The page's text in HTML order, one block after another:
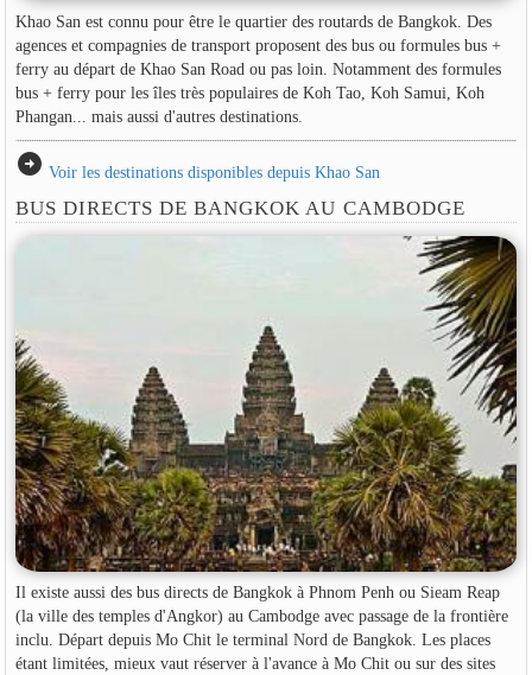
Khao San est connu pour être le quartier des routards de Bangkok. Des
agences et compagnies de transport proposent des bus ou formules bus +
ferry au départ de Khao San Road ou pas loin. Notamment des formules
bus + ferry pour les îles très populaires de Koh Tao, Koh Samui, Koh
Phangan... mais aussi d'autres destinations.
arrow_circle_right Voir les destinations disponibles depuis Khao San
BUS DIRECTS DE BANGKOK AU CAMBODGE
Il existe aussi des bus directs de Bangkok à Phnom Penh ou Sieam Reap
(la ville des temples d'Angkor) au Cambodge avec passage de la frontière
inclu. Départ depuis Mo Chit le terminal Nord de Bangkok. Les places
étant limitées, mieux vaut réserver à l'avance à Mo Chit ou sur des sites